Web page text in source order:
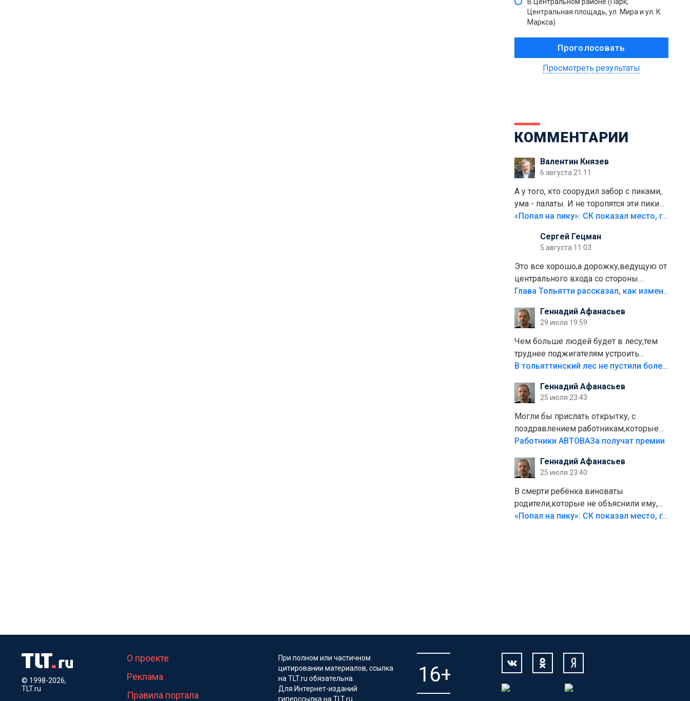
Центральная площадь, ул. Мира и ул. К.
Маркса)
Просмотреть результаты
КОММЕНТАРИИ
Валентин Князев
6 августа 21:11
А у того, кто соорудил забор с пиками,
ума - палаты. И не торопятся эти пики
срезать
«Попал на пику»: СК показал место, где был смертельно травмирован ребенок в Тольятти
Сергей Гецман
5 августа 11:03
Это все хорошо,а дорожку,ведущую от
центрального входа со стороны
кафе"Мираж" к аттракционам слабо
плитки не хватило,т.к.осенью и зимой
лежала в парке и испортилась.Да
еще,видимо,часть украли.
Глава Тольятти рассказал, как изменится парк Центрального района
Геннадий Афанасьев
29 июля 19:59
Чем больше людей будет в лесу,тем
труднее поджигателям устроить
пожар.Тех кто разводит костры,тех
полно стоит,почему водители всё
равно едут в лес? Штрафы мизерные.
В тольяттинский лес не пустили более тысячи автомобилей
Геннадий Афанасьев
25 июля 23:43
Могли бы прислать открытку, с
поздравлением работникам,которые
больше сорока лет отработали на
Работники АВТОВАЗа получат премии
Геннадий Афанасьев
25 июля 23:40
В смерти ребёнка виноваты
родители,которые не объяснили ему,
что такое хорошо и что такое плохо!
«Попал на пику»: СК показал место, где был смертельно травмирован ребенок в Тольятти
© 1998-2026,
TLT.ru
О проекте
Реклама
Правила портала
При полном или частичном
цитировании материалов, ссылка
на TLT.ru обязательна.
Для Интернет-изданий
гиперссылка на TLT.ru